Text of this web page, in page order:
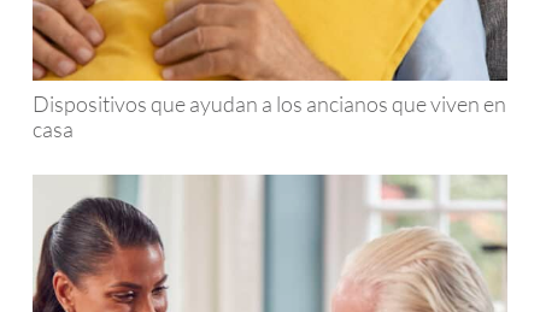
Dispositivos que ayudan a los ancianos que viven en
casa